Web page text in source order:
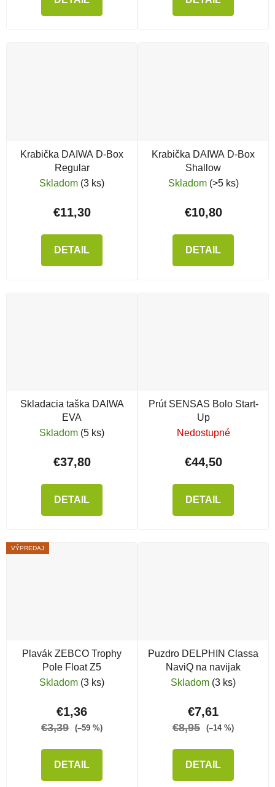
Krabička DAIWA D-Box
Regular
Skladom (3 ks)
€11,30
DETAIL
Krabička DAIWA D-Box
Shallow
Skladom (>5 ks)
€10,80
DETAIL
Skladacia taška DAIWA
EVA
Skladom (5 ks)
€37,80
DETAIL
Prút SENSAS Bolo Start-
Up
Nedostupné
€44,50
DETAIL
VÝPREDAJ
Plavák ZEBCO Trophy
Pole Float Z5
Skladom (3 ks)
€1,36
€3,39 (–59 %)
DETAIL
Puzdro DELPHIN Classa
NaviQ na navijak
Skladom (3 ks)
€7,61
€8,95 (–14 %)
DETAIL